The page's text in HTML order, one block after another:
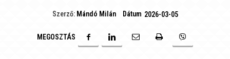
Szerző: Mándó Milán Dátum 2026-03-05
MEGOSZTÁS